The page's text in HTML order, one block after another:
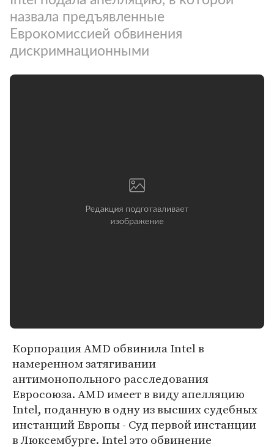
назвала предъявленные
Еврокомиссией обвинения
дискримнационными
Корпорация AMD обвинила Intel в
намеренном затягивании
антимонопольного расследования
Евросоюза. AMD имеет в виду апелляцию
Intel, поданную в одну из высших судебных
инстанций Европы - Суд первой инстанции
в Люксембурге. Intel это обвинение